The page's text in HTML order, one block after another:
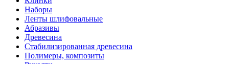
Наборы
Ленты шлифовальные
Абразивы
Древесина
Стабилизированная древесина
Полимеры, композиты